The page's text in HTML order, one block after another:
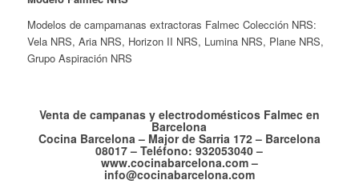
Modelos de campamanas extractoras Falmec Colección NRS:
Vela NRS, Aria NRS, Horizon II NRS, Lumina NRS, Plane NRS,
Grupo Aspiración NRS
Venta de campanas y electrodomésticos Falmec en
Barcelona
Cocina Barcelona – Major de Sarria 172 – Barcelona
08017 – Teléfono: 932053040 –
www.cocinabarcelona.com –
info@cocinabarcelona.com